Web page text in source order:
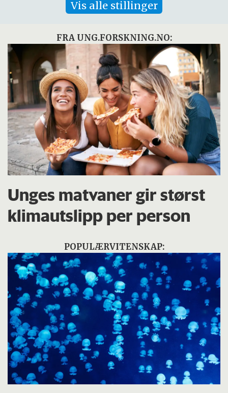
Vis alle stillinger
FRA UNG.FORSKNING.NO:
Unges matvaner gir størst
klimautslipp per person
POPULÆRVITENSKAP: